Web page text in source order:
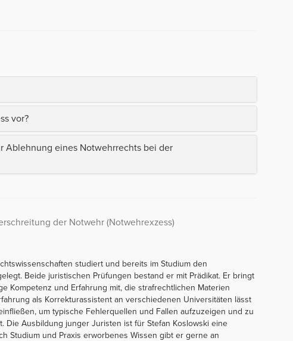
vor?
Ablehnung eines Notwehrrechts bei der
der Notwehr (Notwehrexzess)
studiert und bereits im Studium den
Beide juristischen Prüfungen bestand er mit Prädikat. Er bringt
Kompetenz und Erfahrung mit, die strafrechtlichen Materien
als Korrekturassistent an verschiedenen Universitäten lässt
um typische Fehlerquellen und Fallen aufzuzeigen und zu
Die Ausbildung junger Juristen ist für Stefan Koslowski eine
Studium und Praxis erworbenes Wissen gibt er gerne an